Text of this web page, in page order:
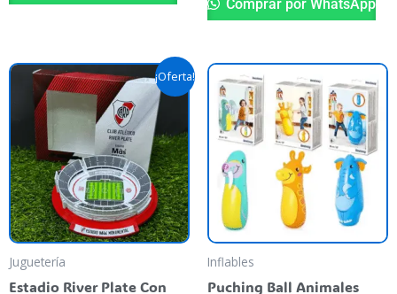
Comprar por WhatsApp
¡Oferta!
Juguetería
Estadio River Plate Con
El
precio
original
era:
$ 59.900,00.
El
precio
actual
es:
$ 40.000,00.
Inflables
Puching Ball Animales
se